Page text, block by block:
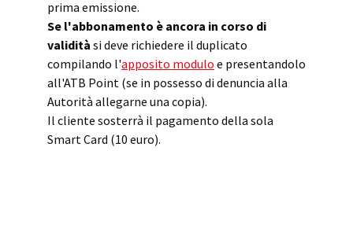
prima emissione.
Se l'abbonamento è ancora in corso di
validità si deve richiedere il duplicato
compilando l'apposito modulo e presentandolo
all'ATB Point (se in possesso di denuncia alla
Autorità allegarne una copia).
Il cliente sosterrà il pagamento della sola
Smart Card (10 euro).